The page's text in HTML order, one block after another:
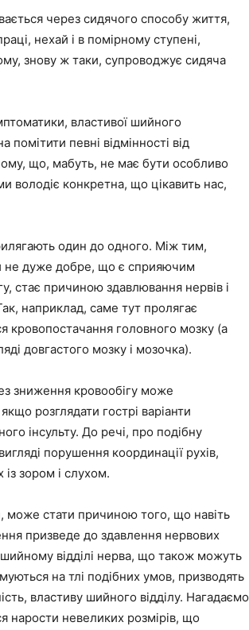
через сидячого способу життя,
нехай і в помірному ступені,
знову ж таки, супроводжує сидяча
властивої шийного
певні відмінності від
що, мабуть, не має бути особливо
володіє конкретна, що цікавить нас,
один до одного. Між тим,
не дуже добре, що є сприяючим
стає причиною здавлювання нервів і
наприклад, саме тут пролягає
кровопостачання головного мозку (а
довгастого мозку і мозочка).
зниження кровообігу може
розглядати гострі варіанти
інсульту. До речі, про подібну
порушення координації рухів,
зором і слухом.
може стати причиною того, що навіть
призведе до здавлення нервових
відділі нерва, що також можуть
на тлі подібних умов, призводять
властиву шийного відділу. Нагадаємо
нарости невеликих розмірів, що